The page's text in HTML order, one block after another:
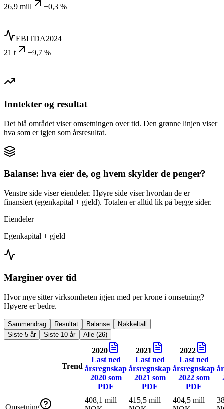
26,9 mill
+0,3 %
EBITDA2024
21 t
+9,7 %
Inntekter og resultat
Det blå området viser omsetningen over tid. Den grønne linjen viser
hva som er igjen som årsresultat.
Balanse: hva eier de, og hvem skylder de penger?
Venstre side viser eiendeler. Høyre side viser hvordan de er
finansiert (egenkapital + gjeld). Totalen er alltid lik på begge sider.
Eiendeler
Egenkapital + gjeld
Marginer over tid
Hvor mye sitter virksomheten igjen med per krone i omsetning?
Høyere er bedre.
Sammendrag Resultat Balanse
Nøkkeltall
Siste 5 år
Siste 10 år Alle (26)
Trend
2020
Last ned
årsregnskap
2020som
PDF
2021
Last ned
årsregnskap
2021 som
PDF
2022
Last ned
årsregnskap
2022som
PDF
Omsetning
408,1 mill
415,5 mill
404,5 mill